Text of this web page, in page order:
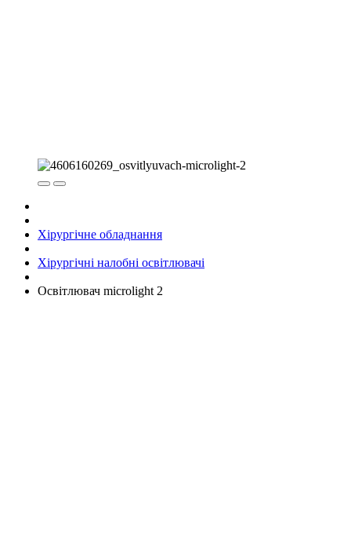
Хірургічне обладнання
Хірургічні налобні освітлювачі
Освітлювач microlight 2